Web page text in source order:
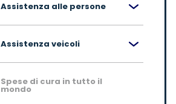
Assistenza alle persone
Assistenza veicoli
Spese di cura in tutto il
mondo